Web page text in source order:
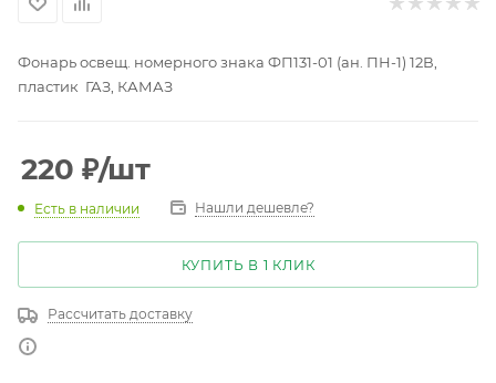
Фонарь освещ. номерного знака ФП131-01 (ан. ПН-1) 12В,
пластик ГАЗ, КАМАЗ
220 ₽/шт
Есть в наличии Нашли дешевле?
КУПИТЬ В 1 КЛИК
Рассчитать доставку